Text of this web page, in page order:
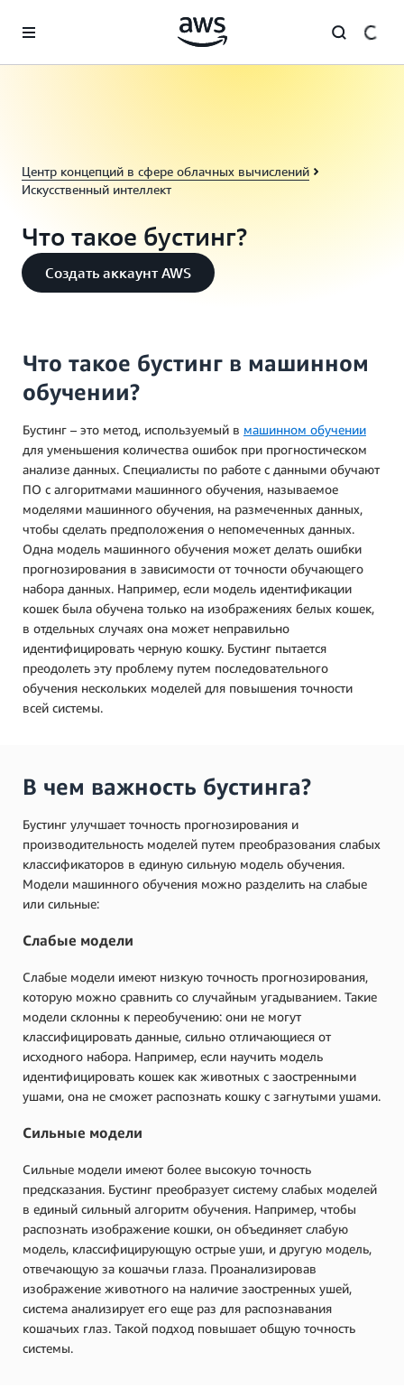
Перейти к главному контенту
Центр концепций в сфере облачных вычислений
Искусственный интеллект
Что такое бустинг?
Создать аккаунт AWS
Что такое бустинг в машинном
обучении?
Бустинг – это метод, используемый в машинном обучении
для уменьшения количества ошибок при прогностическом
анализе данных. Специалисты по работе с данными обучают
ПО с алгоритмами машинного обучения, называемое
моделями машинного обучения, на размеченных данных,
чтобы сделать предположения о непомеченных данных.
Одна модель машинного обучения может делать ошибки
прогнозирования в зависимости от точности обучающего
набора данных. Например, если модель идентификации
кошек была обучена только на изображениях белых кошек,
в отдельных случаях она может неправильно
идентифицировать черную кошку. Бустинг пытается
преодолеть эту проблему путем последовательного
обучения нескольких моделей для повышения точности
всей системы.
В чем важность бустинга?
Бустинг улучшает точность прогнозирования и
производительность моделей путем преобразования слабых
классификаторов в единую сильную модель обучения.
Модели машинного обучения можно разделить на слабые
или сильные:
Слабые модели
Слабые модели имеют низкую точность прогнозирования,
которую можно сравнить со случайным угадыванием. Такие
модели склонны к переобучению: они не могут
классифицировать данные, сильно отличающиеся от
исходного набора. Например, если научить модель
идентифицировать кошек как животных с заостренными
ушами, она не сможет распознать кошку с загнутыми ушами.
Сильные модели
Сильные модели имеют более высокую точность
предсказания. Бустинг преобразует систему слабых моделей
в единый сильный алгоритм обучения. Например, чтобы
распознать изображение кошки, он объединяет слабую
модель, классифицирующую острые уши, и другую модель,
отвечающую за кошачьи глаза. Проанализировав
изображение животного на наличие заостренных ушей,
система анализирует его еще раз для распознавания
кошачьих глаз. Такой подход повышает общую точность
системы.